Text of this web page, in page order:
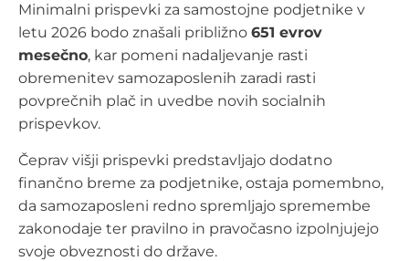
Minimalni prispevki za samostojne podjetnike v
letu 2026 bodo znašali približno 651 evrov
mesečno, kar pomeni nadaljevanje rasti
obremenitev samozaposlenih zaradi rasti
povprečnih plač in uvedbe novih socialnih
prispevkov.
Čeprav višji prispevki predstavljajo dodatno
finančno breme za podjetnike, ostaja pomembno,
da samozaposleni redno spremljajo spremembe
zakonodaje ter pravilno in pravočasno izpolnjujejo
svoje obveznosti do države.